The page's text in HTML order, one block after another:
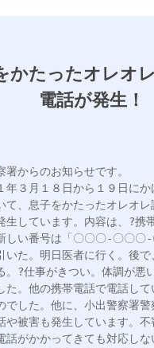
かたったオレオ
電話が発生！
署からのお知らせです。
年３月１８日から１９日に
て、息子をかたったオレオ
生しています。内容は、?携
しい番号は「〇〇〇-〇〇〇-
いた。明日医者に行く。後
。?仕事がきつい。体調が悪
た。他の携帯電話で電話して
でした。他に、小出警察署警
や被害も発生しています。不
話がかかってきても対応し